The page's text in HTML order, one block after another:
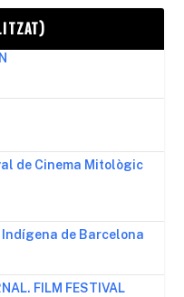
de Cinema Mitològic
Indígena de Barcelona
FILM FESTIVAL